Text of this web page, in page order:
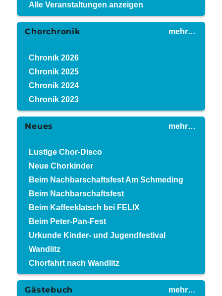
Alle Veranstaltungen anzeigen
mehr…
Chorchronik
Chronik 2026
Chronik 2025
Chronik 2024
Chronik 2023
mehr…
Neues
Lustige Chor-Disco
Neue Chorkinder
Beim Nachbarschaftsfest Am Schmeding
Beim Nachbarschaftsfest
Beim Kaffeeklatsch bei FELIX
Beim Peter-Pan-Fest
Urkunde Kinder- und Jugendfestival
Wandlitz
Chorfahrt nach Wandlitz
mehr…
Gästebuch